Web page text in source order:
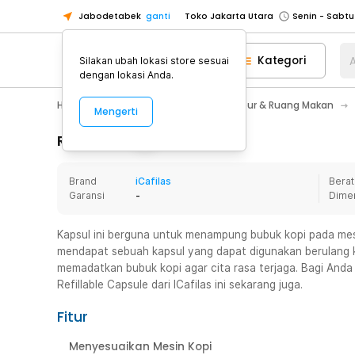
Jabodetabek ganti Toko Jakarta Utara
Toko Tangerang
Toko Cikupa
Pick n Go Jakarta Barat
Senin -
Pick n Go Bekasi
Senin - Jumat
Senin - Jumat
Senin -
Senin -
Toko Tangerang
Toko Cikupa
Pick n Go Jakarta Barat
Senin -
Kategori
Home Appliance Perlengkapan Dapur & Ruang Makan
Rincian Produk
Brand
iCafilas
Garansi
-
Kapsul ini berguna untuk menampung bubuk kopi pada
mendapat sebuah kapsul yang dapat digunakan
memadatkan bubuk kopi agar cita rasa terjaga. Bagi
Refillable Capsule dari ICafilas ini sekarang juga.
Fitur
Menyesuaikan Mesin Kopi
Silakan ubah lokasi store sesuai
dengan lokasi Anda.
Mengerti